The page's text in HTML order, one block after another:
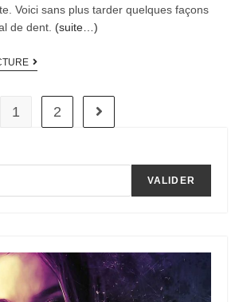
Voici sans plus tarder quelques façons
de dent. (suite…)
1 2
VALIDER